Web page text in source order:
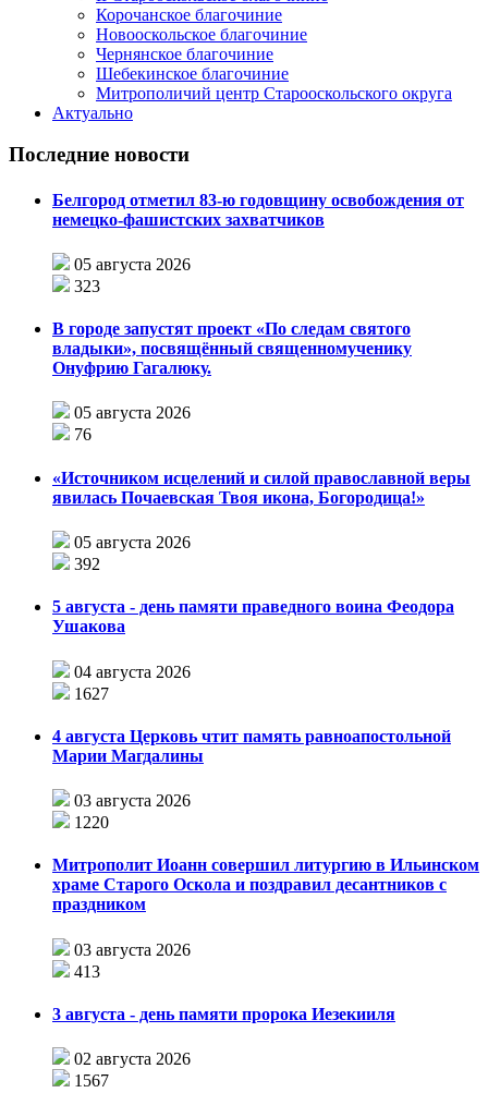
Корочанское благочиние
Новооскольское благочиние
Чернянское благочиние
Шебекинское благочиние
Митрополичий центр Старооскольского округа
Актуально
Последние новости
Белгород отметил 83-ю годовщину освобождения от
немецко-фашистских захватчиков
05 августа 2026
323
В городе запустят проект «По следам святого
владыки», посвящённый священномученику
Онуфрию Гагалюку.
05 августа 2026
76
«Источником исцелений и силой православной веры
явилась Почаевская Твоя икона, Богородица!»
05 августа 2026
392
5 августа - день памяти праведного воина Феодора
Ушакова
04 августа 2026
1627
4 августа Церковь чтит память равноапостольной
Марии Магдалины
03 августа 2026
1220
Митрополит Иоанн совершил литургию в Ильинском
храме Старого Оскола и поздравил десантников с
праздником
03 августа 2026
413
3 августа - день памяти пророка Иезекииля
02 августа 2026
1567